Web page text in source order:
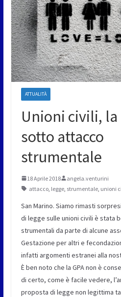
ATTUALITÀ
Unioni civili, la
sotto attacco
strumentale
18 Aprile 2018
angela.venturini
attacco, legge, strumentale, unioni
San Marino. Siamo rimasti
di legge sulle unioni civili è stata
strumentali da parte di alcune
Gestazione per altri e
infatti argomenti estranei alla
È ben noto che la GPA non è
di certo, come è facile vedere,
proposta di legge non legittima